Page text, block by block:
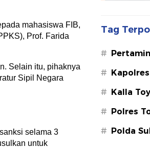
mahasiswa FIB,
Prof. Farida
Selain itu, pihaknya
Sipil Negara
selama 3
untuk
Tag
#
#
M.Si
# Kalla
# Polres
# Polda